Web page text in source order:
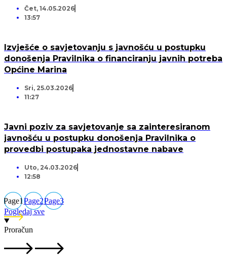
Čet, 14.05.2026
13:57
Izvješće o savjetovanju s javnošću u postupku
donošenja Pravilnika o financiranju javnih potreba
Općine Marina
Sri, 25.03.2026
11:27
Javni poziv za savjetovanje sa zainteresiranom
javnošću u postupku donošenja Pravilnika o
provedbi postupaka jednostavne nabave
Uto, 24.03.2026
12:58
Page1Page2Page3
Pogledaj sve
Proračun